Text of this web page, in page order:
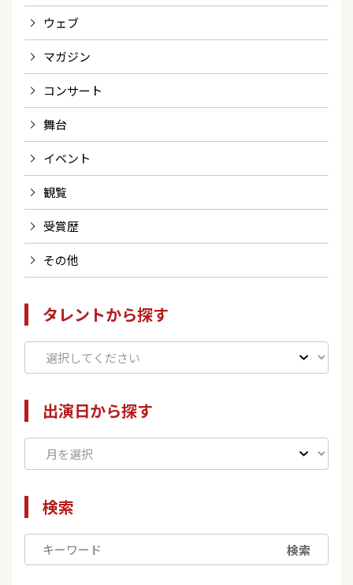
ウェブ
マガジン
コンサート
舞台
イベント
観覧
受賞歴
その他
タレントから探す
出演日から探す
検索
検索